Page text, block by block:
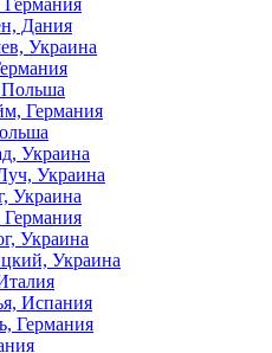
Дания
Украина
Германия
Украина
Украина
Украина
Украина
Украина
Испания
Германия